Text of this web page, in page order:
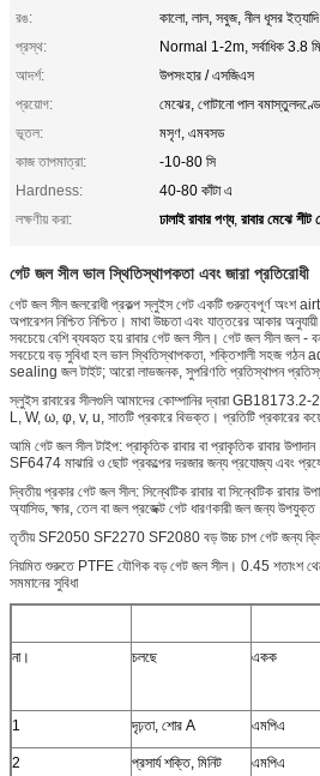
রঙ:
কালো, লাল, সবুজ, নীল ধূসর
প্রস্থ:
Normal 1-2m, সর্বাধিক 3.8 মি
আদর্শ:
উপসংহার / এসজিএস
প্রয়োগ:
মেঝের, গোটানো পাল
ভূতল:
মসৃণ, এমবসড
কাজ তাপমাত্রা:
-10-80 সি
Hardness:
40-80 কাঁটা এ
লক্ষণীয় করা:
ঢালাই রাবার পণ্য, রাবার মেঝে শীট
গেট জল সীল ভাল স্থিতিস্থাপকতা এবং জারা প্রতিরোধী
গেট জল সীল জলরোধী প্রকল্প স্লুইস গেট একটি গুরুত্বপূর্ণ অংশ
অপারেশন নিশ্চিত নিশ্চিত। মাথা উচ্চতা এবং যাত্তরের আকার অনুযায়ী
সবচেয়ে বেশি ব্যবহৃত হয় রাবার গেট জল সীল। গেট জল সীল জল -
সবচেয়ে বড় সুবিধা হল ভাল স্থিতিস্থাপকতা, শক্তিশালী সহজ গঠন
sealing জল টাইট; আরো লাভজনক, সুপরিণতি প্রতিস্থাপন
স্লুইস রাবারের সীলগুলি আমাদের কোম্পানির দ্বারা GB18173.2-
L, W, ω, φ, v, u, সাতটি প্রকারে বিভক্ত। প্রতিটি প্রকারের
আমি গেট জল সীল টাইপ: প্রাকৃতিক রাবার বা প্রাকৃতিক রাবার
SF6474 মাঝারি ও ছোট প্রকল্পের দরজার জন্য প্রযোজ্য এবং
দ্বিতীয় প্রকার গেট জল সীল: সিন্থেটিক রাবার বা সিন্থেটিক
অ্যাসিড, ক্ষার, তেল বা জল প্রজেক্ট গেট ধারণকারী জল জন্য
তৃতীয় SF2050 SF2270 SF2080 বড় উচ্চ চাপ গেট জন্য
নিয়মিত শুরুতে PTFE যৌগিক বড় গেট জল সীল। 0.45 শতাংশ
সমমানের সুবিধা
না। চলছে একক
1 দৃঢ়তা, শোর A এমপিএ
2 প্রসার্য শক্তি, মিনিট এমপিএ